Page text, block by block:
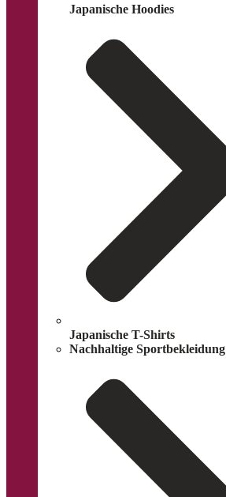
Japanische Hoodies
Japanische T-Shirts
Nachhaltige Sportbekleidung